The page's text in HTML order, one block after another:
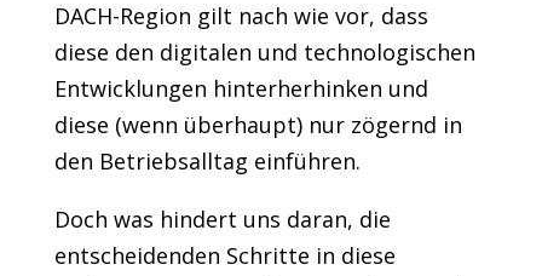
DACH-Region gilt nach wie vor, dass
diese den digitalen und technologischen
Entwicklungen hinterherhinken und
diese (wenn überhaupt) nur zögernd in
den Betriebsalltag einführen.
Doch was hindert uns daran, die
entscheidenden Schritte in diese